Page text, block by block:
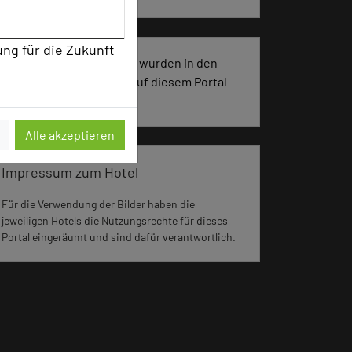
für die Zukunft
Alle akzeptieren
979 Seiten dieses Hotels wurden in den
vergangenen 30 Tagen auf diesem Portal
Impressum zum Hotel
Für die Verwendung der Bilder haben die
jeweiligen Hotels die Nutzungsrechte für dieses
Portal eingeräumt und sind dafür verantwortlich.